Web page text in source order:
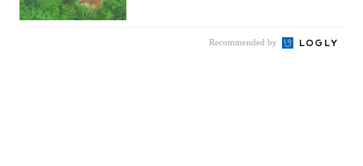
Recommended by